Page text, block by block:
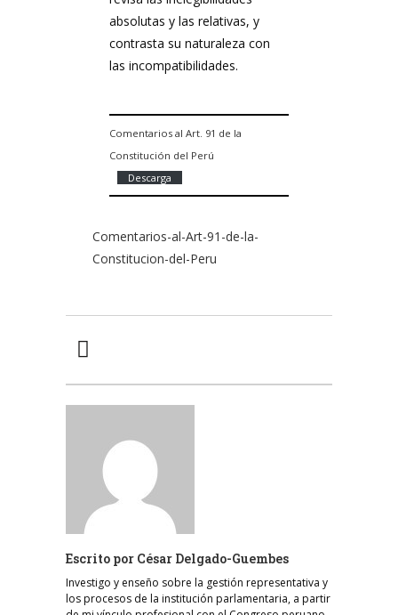
absolutas y las relativas, y
contrasta su naturaleza con
las incompatibilidades.
Comentarios al Art. 91 de la
Constitución del Perú
Descarga
Comentarios-al-Art-91-de-la-
Constitucion-del-Peru
Escrito por César Delgado-Guembes
Investigo y enseño sobre la gestión representativa y
los procesos de la institución parlamentaria, a partir